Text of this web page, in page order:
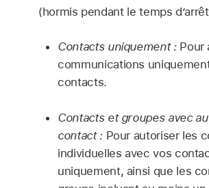
(hormis pendant le temps
Contacts uniquement :Pour
communications
contacts.
Contacts et groupes avec
contact :Pour autoriser les
individuelles avec vos
uniquement, ainsi que les